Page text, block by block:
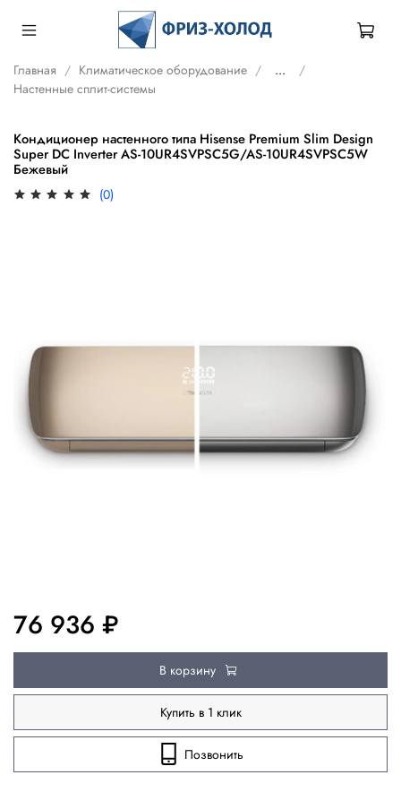
Главная Климатическое оборудование
...
Настенные сплит-системы
Кондиционер настенного типа Hisense Premium Slim Design
Super DC Inverter AS-10UR4SVPSC5G/AS-10UR4SVPSC5W
Бежевый
(0)
76 936 ₽
В корзину
Купить в 1 клик
Позвонить